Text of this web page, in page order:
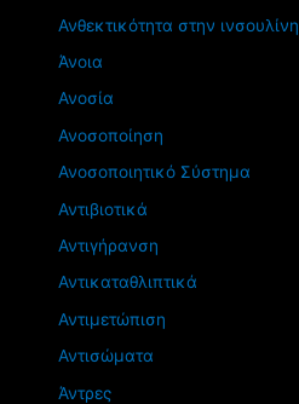
Ανθεκτικότητα στην ινσουλίνη
Άνοια
Ανοσία
Ανοσοποίηση
Ανοσοποιητικό Σύστημα
Αντιβιοτικά
Αντιγήρανση
Αντικαταθλιπτικά
Αντιμετώπιση
Αντισώματα
Άντρες